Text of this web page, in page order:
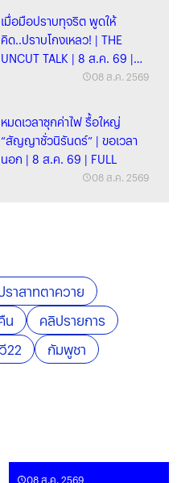
เมื่อมือปราบทุจริต พูดให้
คิด..ปราบโกงเหลว! | THE
UNCUT TALK | 8 ส.ค. 69 |
08 ส.ค. 2569
หมดเวลาซุกค่าไฟ รื้อใหญ่
“สัญญาชั่วนิรันดร์” | ขอเวลา
นอก | 8 ส.ค. 69 | FULL
08 ส.ค. 2569
ราสาทตาควาย
น
คลิปรายการ
22 กัมพูชา
08 ส.ค. 2569